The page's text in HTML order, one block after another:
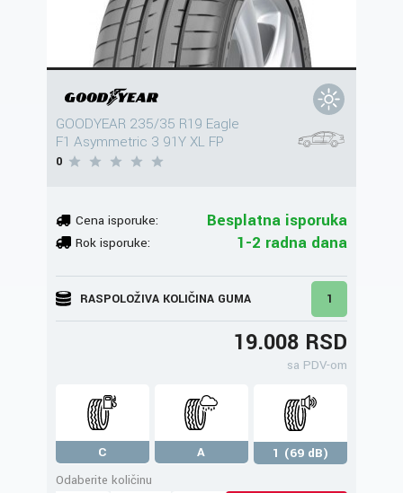
GOODYEAR 235/35 R19 Eagle
F1 Asymmetric 3 91Y XL FP
0
Cena isporuke: Besplatna isporuka
Rok isporuke: 1-2 radna dana
RASPOLOŽIVA KOLIČINA GUMA 1
19.008 RSD
sa PDV-om
C A
1 (69 dB)
Odaberite količinu